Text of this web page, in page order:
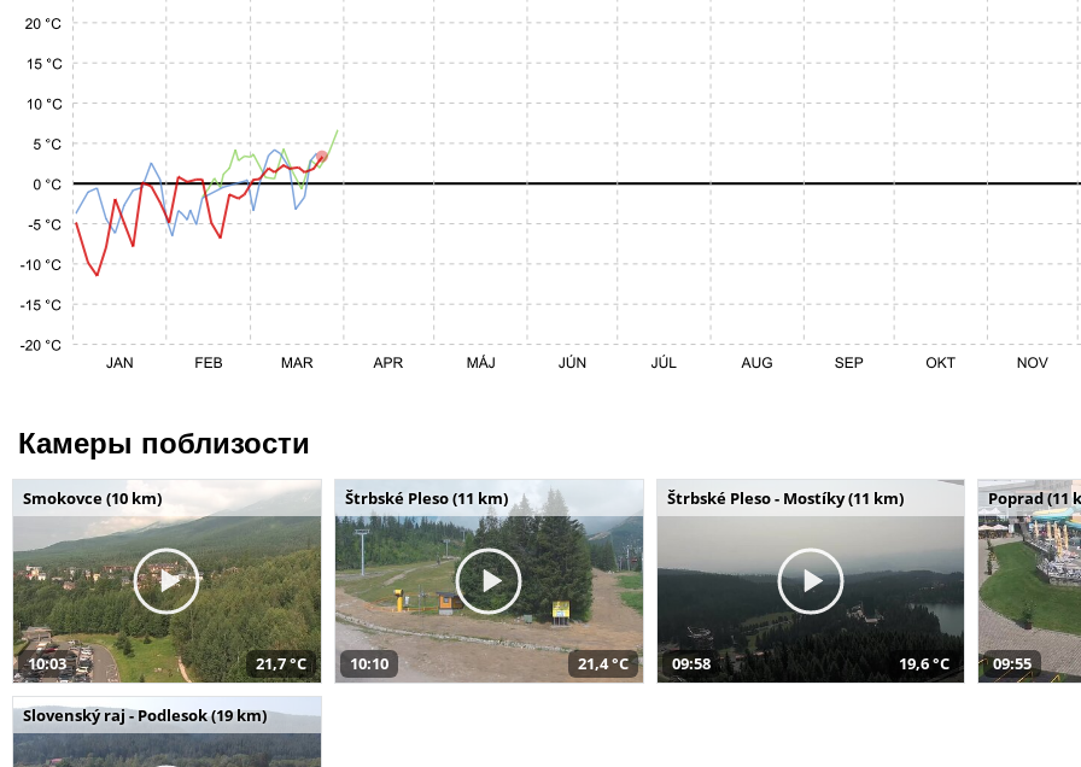
Камеры поблизости
Smokovce (10 km)
10:03 21,7 °C
Štrbské Pleso (11 km)
10:10 21,4 °C
Štrbské Pleso - Mostíky (11 km)
09:58 19,6 °C
Poprad (11
09:55
Slovenský raj - Podlesok (19 km)